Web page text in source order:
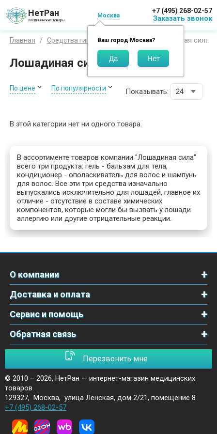
НетРан
Медицинские товары
Москва
Ваш город Москва?
+7 (495) 268-02-57
Заказать звонок
Главная Средства гигиены Бренды Лошадиная сила
Лошадиная сила косметика
По цене По популярности Показывать:
В этой категории нет ни одного товара.
В ассортименте товаров компании "Лошадиная сила"
всего три продукта: гель - бальзам для тела,
кондиционер - ополаскиватель для волос и шампунь
для волос. Все эти три средства изначально
выпускались исключительно для лошадей, главное их
отличие - отсутствие в составе химических
компонентов, которые могли бы вызвать у лошади
аллергию или другие отрицательные реакции.
О компании
Доставка и оплата
Сервис и помощь
Обратная связь
Перезвонить мне
© 2010 – 2026, НетРан — интернет-магазин медицинских
товаров
129327, Москва, улица Ленская, дом 2/21, помещение 8
+7 (495) 268-02-57